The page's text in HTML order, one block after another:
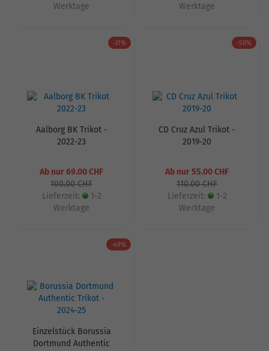
Werktage
Werktage
-31%
Aalborg BK Trikot -
2022-23
Ab nur 69.00 CHF
100.00 CHF
Lieferzeit:
1-2
Werktage
-50%
CD Cruz Azul Trikot -
2019-20
Ab nur 55.00 CHF
110.00 CHF
Lieferzeit:
1-2
Werktage
-49%
Einzelstück Borussia
Dortmund Authentic